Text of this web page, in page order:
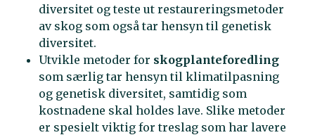
diversitet og teste ut restaureringsmetoder
av skog som også tar hensyn til genetisk
diversitet.
Utvikle metoder for skogplanteforedling
som særlig tar hensyn til klimatilpasning
og genetisk diversitet, samtidig som
kostnadene skal holdes lave. Slike metoder
er spesielt viktig for treslag som har lavere